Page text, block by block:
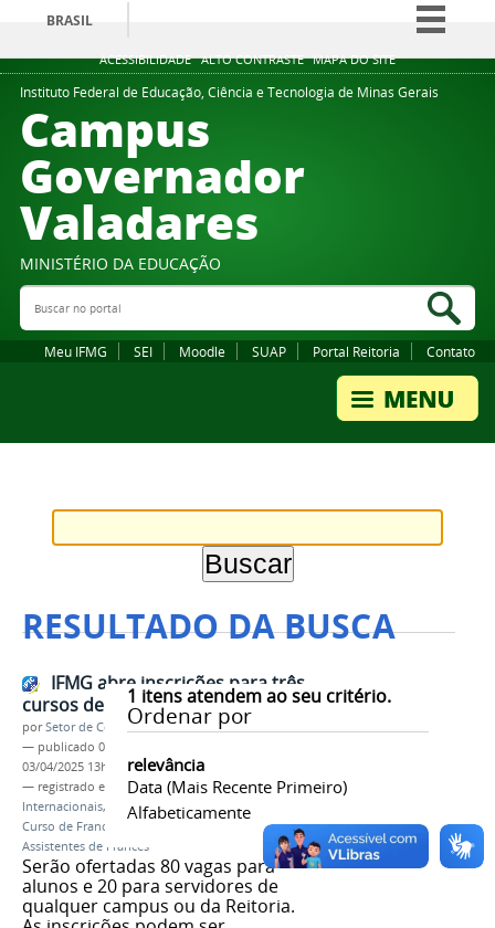
ACESSIBILIDADE ALTO CONTRASTE MAPA DO SITE
BRASIL
Simplifique!
Comunica BR
Instituto Federal de Educação, Ciência e Tecnologia de Minas Gerais
Campus
Governador
Valadares
MINISTÉRIO DA EDUCAÇÃO
Buscar no portal
Meu IFMG SEI Moodle SUAP Portal Reitoria Contato
RESULTADO DA BUSCA
1 itens atendem ao seu critério.
Ordenar por
relevância
Data (mais Recente Primeiro)
Alfabeticamente
IFMG abre inscrições para três
cursos de Francês
porSetor de Comunicação
— publicado 01/04/2025
03/04/2025 13h59
— registrado em:
Diretoria de Relações
Internacionais, , Curso de Francês Básico I
Curso de Francês Básico II
Curso FRANMOBE
Assistentes de Francês
Serão ofertadas 80 vagas para
alunos e 20 para servidores de
qualquer campus ou da Reitoria.